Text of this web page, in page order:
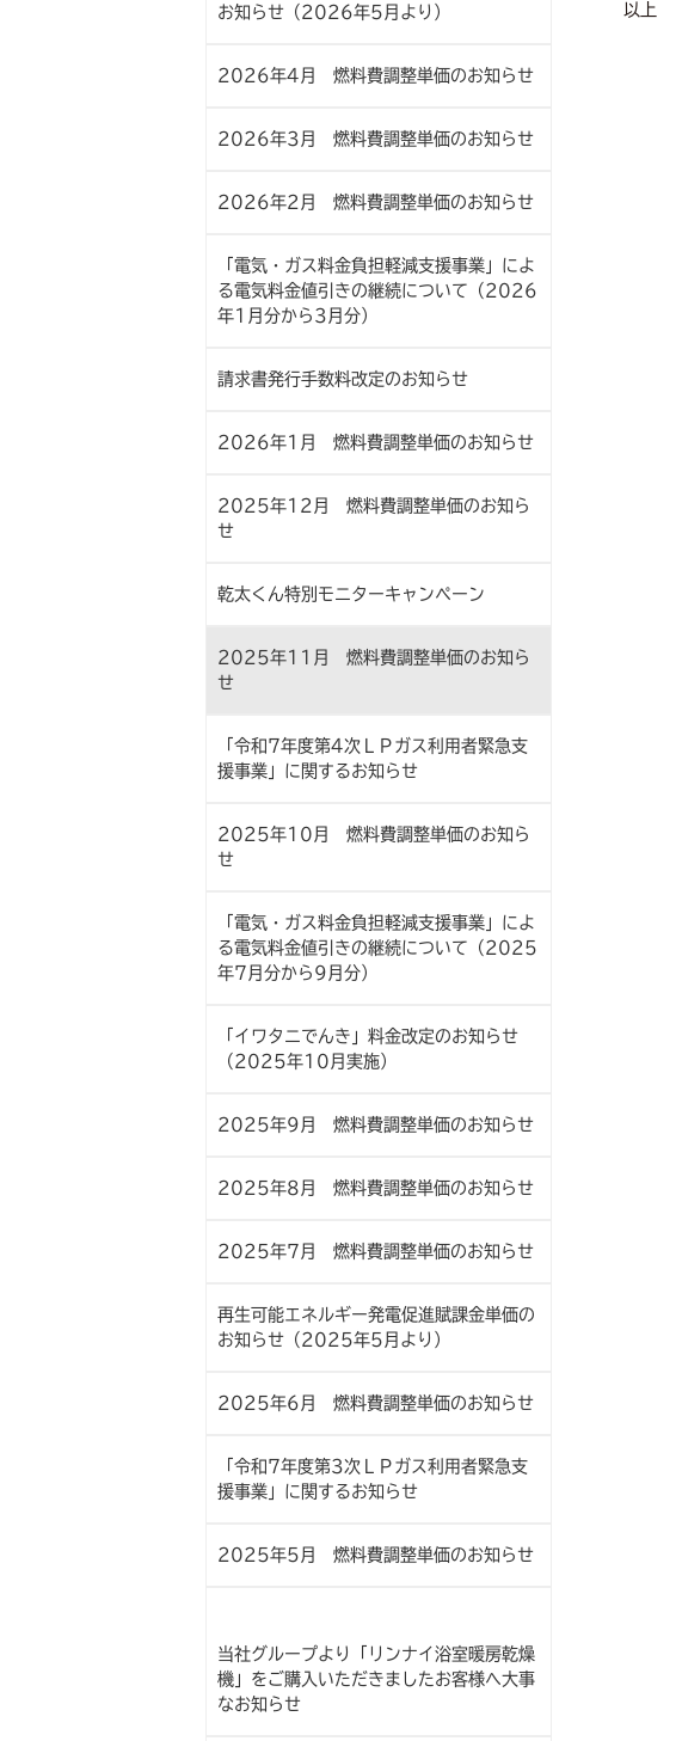
お知らせ（2026年5月より）
2026年4月 燃料費調整単価のお知らせ
2026年3月 燃料費調整単価のお知らせ
2026年2月 燃料費調整単価のお知らせ
「電気・ガス料金負担軽減支援事業」によ
る電気料金値引きの継続について（2026
年1月分から3月分）
請求書発行手数料改定のお知らせ
2026年1月 燃料費調整単価のお知らせ
2025年12月 燃料費調整単価のお知ら
せ
乾太くん特別モニターキャンペーン
2025年11月 燃料費調整単価のお知ら
せ
「令和7年度第4次ＬＰガス利用者緊急支
援事業」に関するお知らせ
2025年10月 燃料費調整単価のお知ら
せ
「電気・ガス料金負担軽減支援事業」によ
る電気料金値引きの継続について（2025
年7月分から9月分）
「イワタニでんき」料金改定のお知らせ
（2025年10月実施）
2025年9月 燃料費調整単価のお知らせ
2025年8月 燃料費調整単価のお知らせ
2025年7月 燃料費調整単価のお知らせ
再生可能エネルギー発電促進賦課金単価の
お知らせ（2025年5月より）
2025年6月 燃料費調整単価のお知らせ
「令和7年度第3次ＬＰガス利用者緊急支
援事業」に関するお知らせ
2025年5月 燃料費調整単価のお知らせ
当社グループより「リンナイ浴室暖房乾燥
機」をご購入いただきましたお客様へ大事
なお知らせ
以上